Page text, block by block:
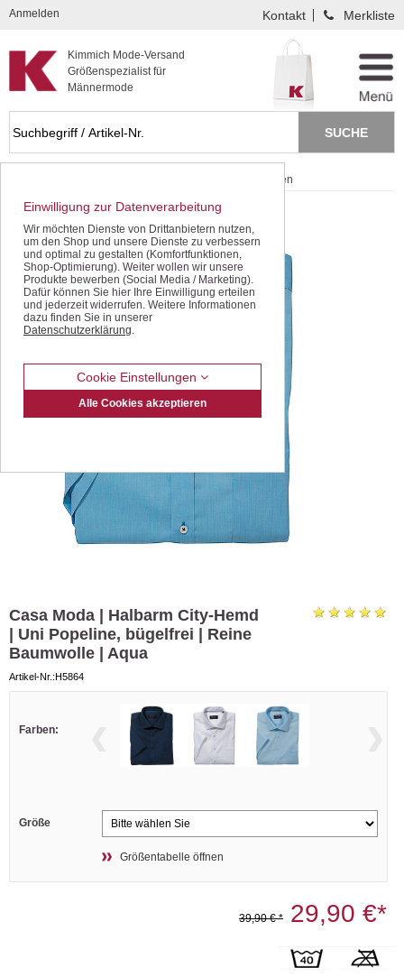
Kompletten Head der Seite überspringen
Kimmich Mode-Versand
Größenspezialist für
Männermode
Anmelden Kontakt Merkliste
Halbarm-Hemden
Casa Moda | Halbarm City-Hemd
| Uni Popeline, bügelfrei | Reine
Baumwolle | Aqua
Artikel-Nr.:H5864
Farben:
Größe
Größentabelle öffnen
39,90 € * 29,90 €*
Einwilligung zur Datenverarbeitung
Wir möchten Dienste von Drittanbietern nutzen,
um den Shop und unsere Dienste zu verbessern
und optimal zu gestalten (Komfortfunktionen,
Shop-Optimierung). Weiter wollen wir unsere
Produkte bewerben (Social Media / Marketing).
Dafür können Sie hier Ihre Einwilligung erteilen
und jederzeit widerrufen. Weitere Informationen
dazu finden Sie in unserer
Datenschutzerklärung.
Cookie Einstellungen
Alle Cookies akzeptieren